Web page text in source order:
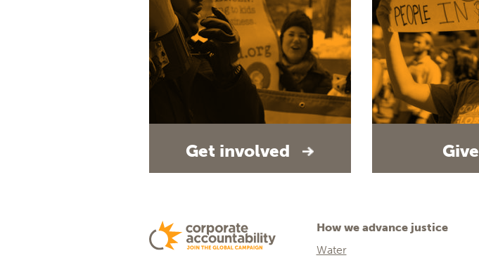
Get involved Give
How we advance justice
Water